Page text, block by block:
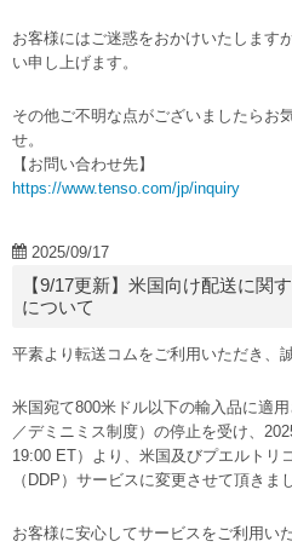
お客様にはご迷惑をおかけいたします
い申し上げます。
その他ご不明な点がございましたらお
せ。
【お問い合わせ先】
https://www.tenso.com/jp/inquiry
2025/09/17
【9/17更新】米国向け配送に関
について
平素より転送コムをご利用いただき、
米国宛て800米ドル以下の輸入品に適
／デミニミス制度）の停止を受け、
19:00 ET）より、米国及びプエルトリ
（DDP）サービスに変更させて頂きま
お客様に安心してサービスをご利用い